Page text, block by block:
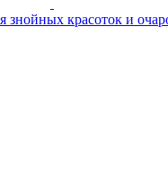
знойных красоток и